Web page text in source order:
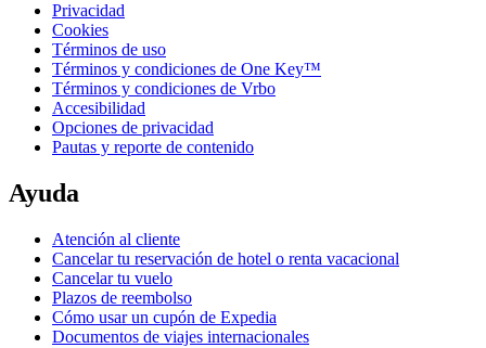
Privacidad
Cookies
Términos de uso
Términos y condiciones de One Key™
Términos y condiciones de Vrbo
Accesibilidad
Opciones de privacidad
Pautas y reporte de contenido
Ayuda
Atención al cliente
Cancelar tu reservación de hotel o renta vacacional
Cancelar tu vuelo
Plazos de reembolso
Cómo usar un cupón de Expedia
Documentos de viajes internacionales